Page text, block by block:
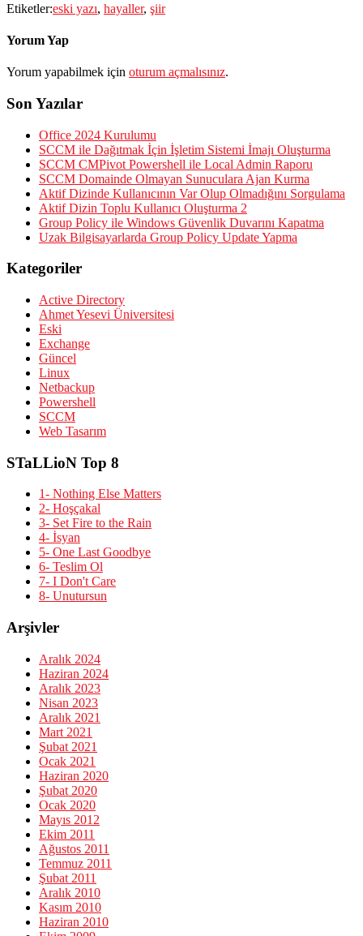
Etiketler:eski yazı, hayaller, şiir
Yorum Yap
Yorum yapabilmek için oturum açmalısınız.
Son Yazılar
Office 2024 Kurulumu
SCCM ile Dağıtmak İçin İşletim Sistemi İmajı Oluşturma
SCCM CMPivot Powershell ile Local Admin Raporu
SCCM Domainde Olmayan Sunuculara Ajan Kurma
Aktif Dizinde Kullanıcının Var Olup Olmadığını Sorgulama
Aktif Dizin Toplu Kullanıcı Oluşturma 2
Group Policy ile Windows Güvenlik Duvarını Kapatma
Uzak Bilgisayarlarda Group Policy Update Yapma
Kategoriler
Active Directory
Ahmet Yesevi Üniversitesi
Eski
Exchange
Güncel
Linux
Netbackup
Powershell
SCCM
Web Tasarım
STaLLioN Top 8
1- Nothing Else Matters
2- Hoşçakal
3- Set Fire to the Rain
4- İsyan
5- One Last Goodbye
6- Teslim Ol
7- I Don't Care
8- Unutursun
Arşivler
Aralık 2024
Haziran 2024
Aralık 2023
Nisan 2023
Aralık 2021
Mart 2021
Şubat 2021
Ocak 2021
Haziran 2020
Şubat 2020
Ocak 2020
Mayıs 2012
Ekim 2011
Ağustos 2011
Temmuz 2011
Şubat 2011
Aralık 2010
Kasım 2010
Haziran 2010